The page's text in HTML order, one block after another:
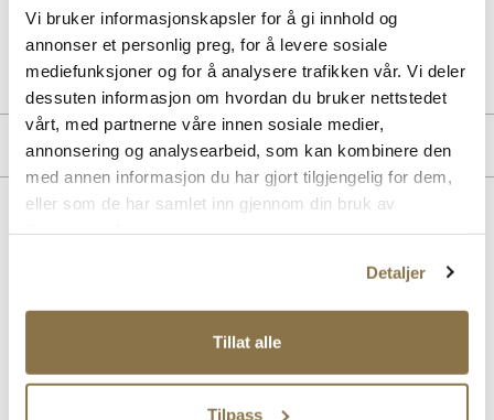
Vi bruker informasjonskapsler for å gi innhold og
annonser et personlig preg, for å levere sosiale
mediefunksjoner og for å analysere trafikken vår. Vi deler
dessuten informasjon om hvordan du bruker nettstedet
vårt, med partnerne våre innen sosiale medier,
annonsering og analysearbeid, som kan kombinere den
med annen informasjon du har gjort tilgjengelig for dem,
eller som de har samlet inn gjennom din bruk av
Detaljer
Tillat alle
Tilpass
Art. nr93263405
Lev. art. nr8364
Merke
Lignende produkter